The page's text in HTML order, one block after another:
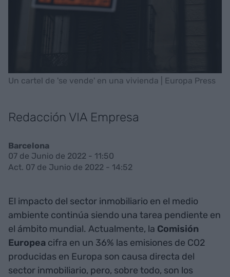
Un cartel de 'se vende' en una vivienda | Europa Press
Redacción VIA Empresa
Barcelona
07 de Junio de 2022 - 11:50
Act. 07 de Junio de 2022 - 14:52
El impacto del sector inmobiliario en el medio
ambiente continúa siendo una tarea pendiente en
el ámbito mundial. Actualmente, la Comisión
Europea cifra en un 36% las emisiones de CO2
producidas en Europa son causa directa del
sector inmobiliario, pero, sobre todo, son los